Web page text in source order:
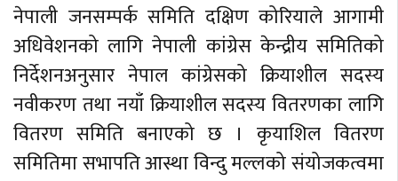
नेपाली जनसम्पर्क समिति दक्षिण कोरियाले आगामी
अधिवेशनको लागि नेपाली कांग्रेस केन्द्रीय समितिको
निर्देशनअनुसार नेपाल कांग्रेसको क्रियाशील सदस्य
नवीकरण तथा नयाँ क्रियाशील सदस्य वितरणका लागि
वितरण समिति बनाएको छ । कृयाशिल वितरण
समितिमा सभापति आस्था विन्दु मल्लको संयोजकत्वमा